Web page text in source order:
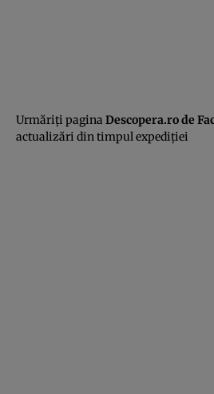
Urmăriţi pagina Descopera.ro de
actualizări din timpul expediţiei